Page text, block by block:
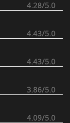
4.28/5.0
4.43/5.0
4.43/5.0
3.86/5.0
4.09/5.0